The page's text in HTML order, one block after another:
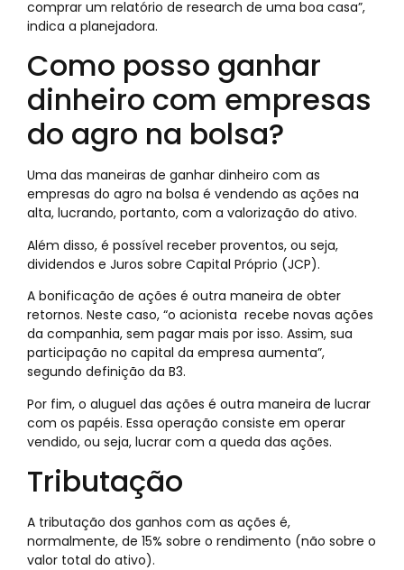
comprar um relatório de research de uma boa casa”,
indica a planejadora.
Como posso ganhar
dinheiro com empresas
do agro na bolsa?
Uma das maneiras de ganhar dinheiro com as
empresas do agro na bolsa é vendendo as ações na
alta, lucrando, portanto, com a valorização do ativo.
Além disso, é possível receber proventos, ou seja,
dividendos e Juros sobre Capital Próprio (JCP).
A bonificação de ações é outra maneira de obter
retornos. Neste caso, “o acionista recebe novas ações
da companhia, sem pagar mais por isso. Assim, sua
participação no capital da empresa aumenta”,
segundo definição da B3.
Por fim, o aluguel das ações é outra maneira de lucrar
com os papéis. Essa operação consiste em operar
vendido, ou seja, lucrar com a queda das ações.
Tributação
A tributação dos ganhos com as ações é,
normalmente, de 15% sobre o rendimento (não sobre o
valor total do ativo).